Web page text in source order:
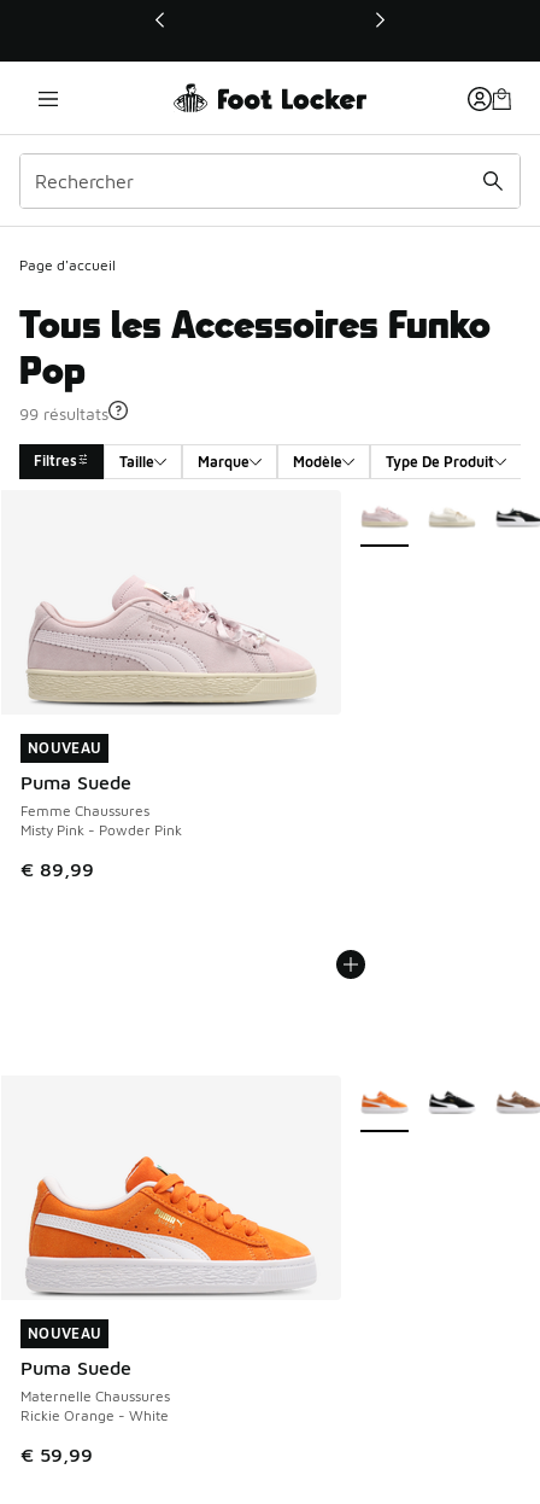
Ce lien ouvrira une nouvelle fenêtre
Page d'accueil
Tous les Accessoires Funko
Pop
99 résultats
Filtres Taille Marque Modèle Type De Produit
NOUVEAU
Puma Suede
Femme Chaussures
Misty Pink - Powder Pink
€ 89,99
NOUVEAU
Plus de couleurs
NOUVEAU
Puma Suede
Maternelle Chaussures
Rickie Orange - White
€ 59,99
NOUVEAU
Plus de couleurs